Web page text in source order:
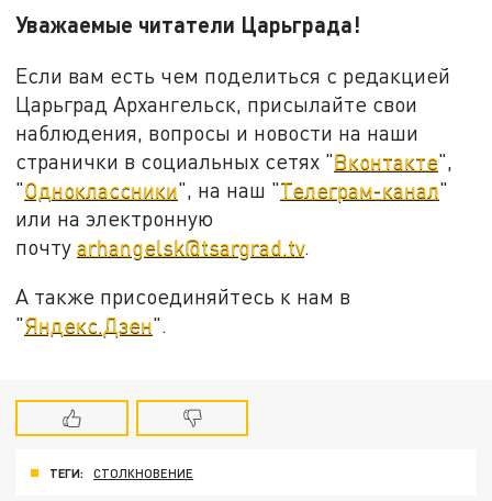
Уважаемые читатели Царьграда!
Если вам есть чем поделиться с редакцией
Царьград Архангельск, присылайте свои
наблюдения, вопросы и новости на наши
странички в социальных сетях "Вконтакте",
"Одноклассники", на наш "Телеграм-канал"
или на электронную
почтуarhangelsk@tsargrad.tv.
А также присоединяйтесь к нам в
"Яндекс.Дзен".
ТЕГИ: СТОЛКНОВЕНИЕ